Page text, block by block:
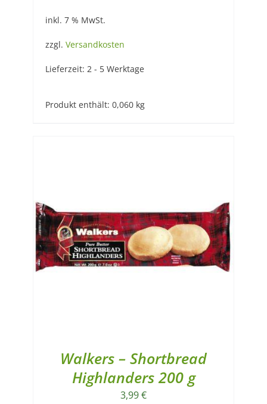
inkl. 7 % MwSt.
zzgl. Versandkosten
Lieferzeit: 2 - 5 Werktage
Produkt enthält: 0,060 kg
Walkers – Shortbread
Highlanders 200 g
3,99€